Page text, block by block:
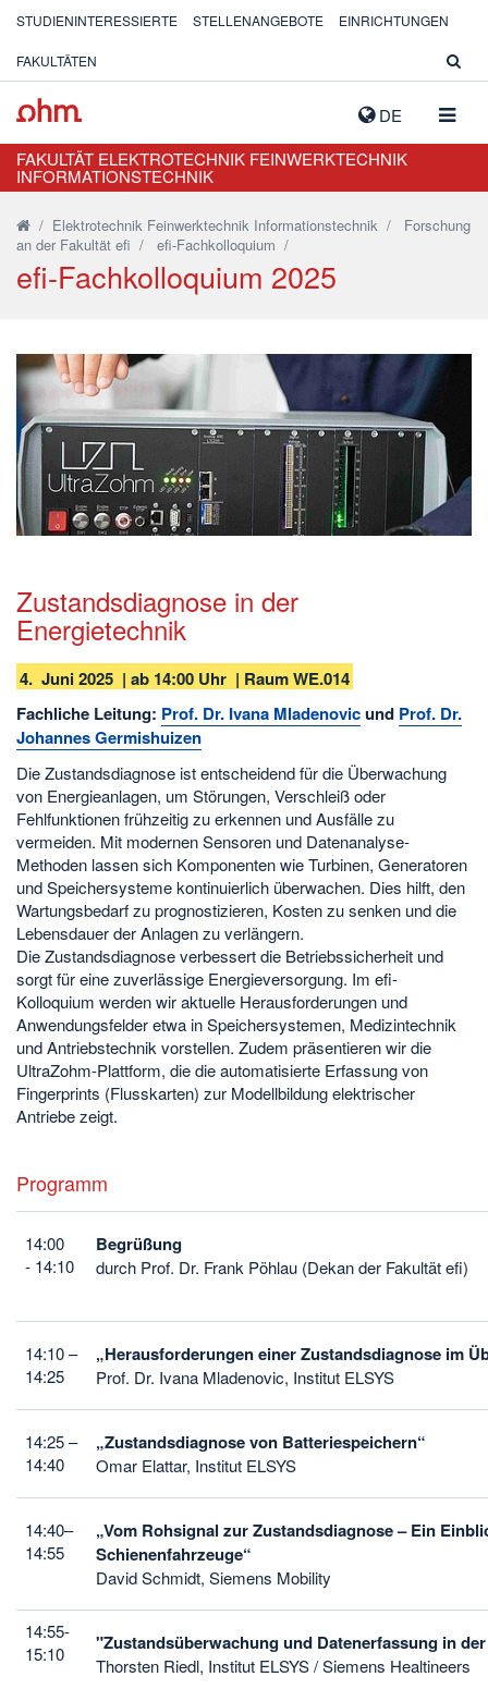
DE
STUDIENINTERESSIERTE STELLENANGEBOTE EINRICHTUNGEN
FAKULTÄTEN
FAKULTÄT ELEKTROTECHNIK FEINWERKTECHNIK
INFORMATIONSTECHNIK
/ Elektrotechnik Feinwerktechnik Informationstechnik / Forschung
an der Fakultät efi / efi-Fachkolloquium /
efi-Fachkolloquium 2025
Zustandsdiagnose in der
Energietechnik
4. Juni 2025 | ab 14:00 Uhr | Raum WE.014
Fachliche Leitung: Prof. Dr. Ivana Mladenovicund Prof. Dr.
Johannes Germishuizen
Die Zustandsdiagnose ist entscheidend für die Überwachung
von Energieanlagen, um Störungen, Verschleiß oder
Fehlfunktionen frühzeitig zu erkennen und Ausfälle zu
vermeiden. Mit modernen Sensoren und Datenanalyse-
Methoden lassen sich Komponenten wie Turbinen, Generatoren
und Speichersysteme kontinuierlich überwachen. Dies hilft, den
Wartungsbedarf zu prognostizieren, Kosten zu senken und die
Lebensdauer der Anlagen zu verlängern.
Die Zustandsdiagnose verbessert die Betriebssicherheit und
sorgt für eine zuverlässige Energieversorgung. Im efi-
Kolloquium werden wir aktuelle Herausforderungen und
Anwendungsfelder etwa in Speichersystemen, Medizintechnik
und Antriebstechnik vorstellen. Zudem präsentieren wir die
UltraZohm-Plattform, die die automatisierte Erfassung von
Fingerprints (Flusskarten) zur Modellbildung elektrischer
Antriebe zeigt.
Programm
14:00
- 14:10
Begrüßung
durch Prof. Dr. Frank Pöhlau (Dekan der Fakultät efi)
14:10 –
14:25
„Herausforderungen einer Zustandsdiagnose im
Prof. Dr. Ivana Mladenovic, Institut ELSYS
14:25 –
14:40
„Zustandsdiagnose von Batteriespeichern“
Omar Elattar, Institut ELSYS
14:40–
14:55
„Vom Rohsignal zur Zustandsdiagnose – Ein
Schienenfahrzeuge“
David Schmidt, Siemens Mobility
14:55-
15:10
"Zustandsüberwachung und Datenerfassung in
Thorsten Riedl, Institut ELSYS / Siemens Healtineers